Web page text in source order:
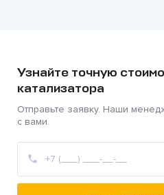
Узнайте точную
катализатора
Отправьте заявку. Наши
с вами.